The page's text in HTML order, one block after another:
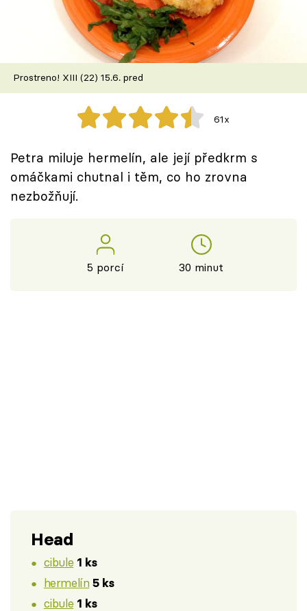
Škola vaření
Recepty z TV
Speciál: Cuketa
Těhotnej kuchař
Přihlášení
Prostreno! XIII (22) 15.6. pred
61x
Petra miluje hermelín, ale její předkrm s
omáčkami chutnal i těm, co ho zrovna
nezbožňují.
5 porcí 30 minut
Head
cibule 1 ks
hermelín 5 ks
cibule 1 ks